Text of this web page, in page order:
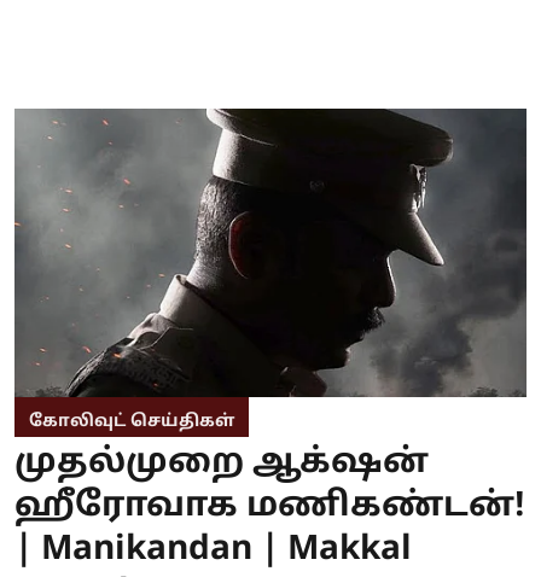
கோலிவுட் செய்திகள்
முதல்முறை ஆக்‌ஷன்
ஹீரோவாக மணிகண்டன்!
| Manikandan | Makkal